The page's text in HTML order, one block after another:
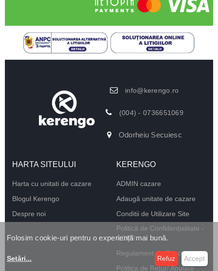
info@kerengo.ro
(004) - 0736651069
Odorheiu Secuiesc
HARTA SITEULUI
Harta cu unitati de cazare
Blogul Kerengo
Despre noi
KERENGO
ADMIN cazare
Adaugă unitate de cazare
Conditii de Utilizare Site
Politică de Confidențialitate -
GDPR
Regulament de Funcționare
Politica de Retur/ Anulare
Folosim cookie-uri pentru o experiență mai bună.
Setări... Refuz Accept